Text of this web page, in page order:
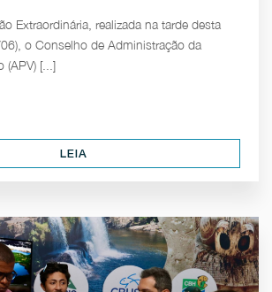
Extraordinária, realizada na tarde desta
o Conselho de Administração da
(APV) [...]
LEIA